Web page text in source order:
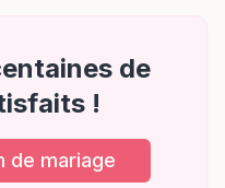
de
!
de mariage